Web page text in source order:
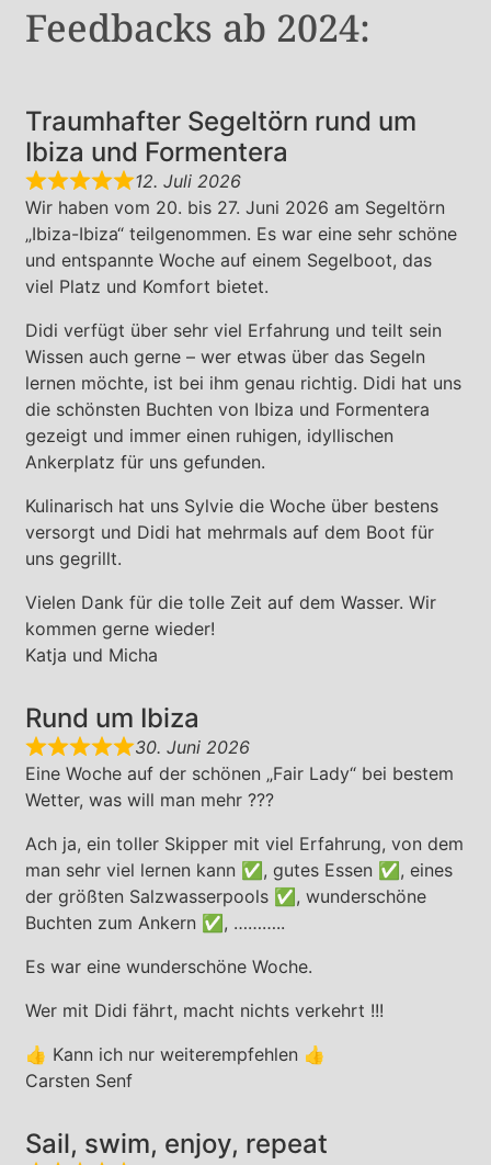
Feedbacks ab 2024:
Traumhafter Segeltörn rund um
Ibiza und Formentera
12. Juli 2026
Wir haben vom 20. bis 27. Juni 2026 am Segeltörn
„Ibiza-Ibiza“ teilgenommen. Es war eine sehr schöne
und entspannte Woche auf einem Segelboot, das
viel Platz und Komfort bietet.
Didi verfügt über sehr viel Erfahrung und teilt sein
Wissen auch gerne – wer etwas über das Segeln
lernen möchte, ist bei ihm genau richtig. Didi hat uns
die schönsten Buchten von Ibiza und Formentera
gezeigt und immer einen ruhigen, idyllischen
Ankerplatz für uns gefunden.
Kulinarisch hat uns Sylvie die Woche über bestens
versorgt und Didi hat mehrmals auf dem Boot für
uns gegrillt.
Vielen Dank für die tolle Zeit auf dem Wasser. Wir
kommen gerne wieder!
Katja und Micha
Rund um Ibiza
30. Juni 2026
Eine Woche auf der schönen „Fair Lady“ bei bestem
Wetter, was will man mehr ???
Ach ja, ein toller Skipper mit viel Erfahrung, von dem
man sehr viel lernen kann ✅, gutes Essen ✅, eines
der größten Salzwasserpools ✅, wunderschöne
Buchten zum Ankern ✅, ………..
Es war eine wunderschöne Woche.
Wer mit Didi fährt, macht nichts verkehrt !!!
👍 Kann ich nur weiterempfehlen 👍
Carsten Senf
Sail, swim, enjoy, repeat